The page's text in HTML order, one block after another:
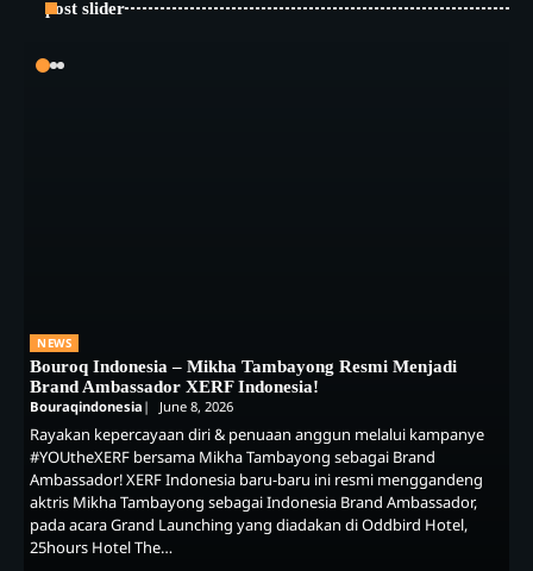
post slider
NEWS
Bouroq Indonesia – Mikha Tambayong Resmi Menjadi
Brand Ambassador XERF Indonesia!
Bouraqindonesia June 8, 2026
Rayakan kepercayaan diri & penuaan anggun melalui kampanye
#YOUtheXERF bersama Mikha Tambayong sebagai Brand
Ambassador! XERF Indonesia baru-baru ini resmi menggandeng
aktris Mikha Tambayong sebagai Indonesia Brand Ambassador,
pada acara Grand Launching yang diadakan di Oddbird Hotel,
25hours Hotel The…